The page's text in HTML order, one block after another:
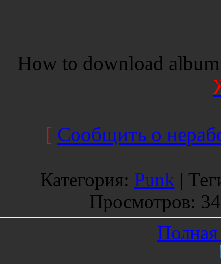
How to download
[ Сообщить о
Категория: Punk |
Просмотров:
Полная